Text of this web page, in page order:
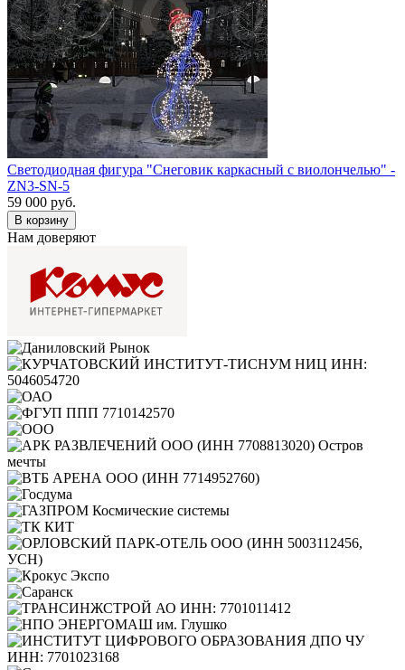
Светодиодная фигура "Снеговик каркасный с виолончелью" -
ZN3-SN-5
59 000 руб.
В корзину
Нам доверяют